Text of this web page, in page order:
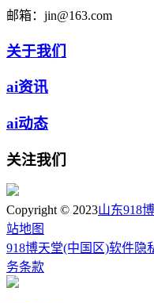
邮箱： jin@163.com
关于我们
ai资讯
ai动态
关注我们
Copyright © 2023山东918
站地图
918博天堂(中国区)软件隐
务条款